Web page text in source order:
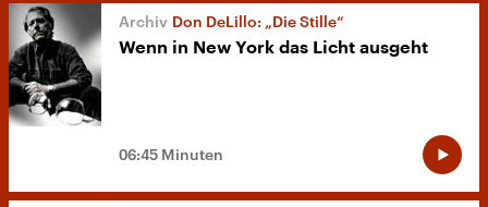
Don DeLillo: „Die Stille“
Wenn in New York das Licht ausgeht
06:45 Minuten